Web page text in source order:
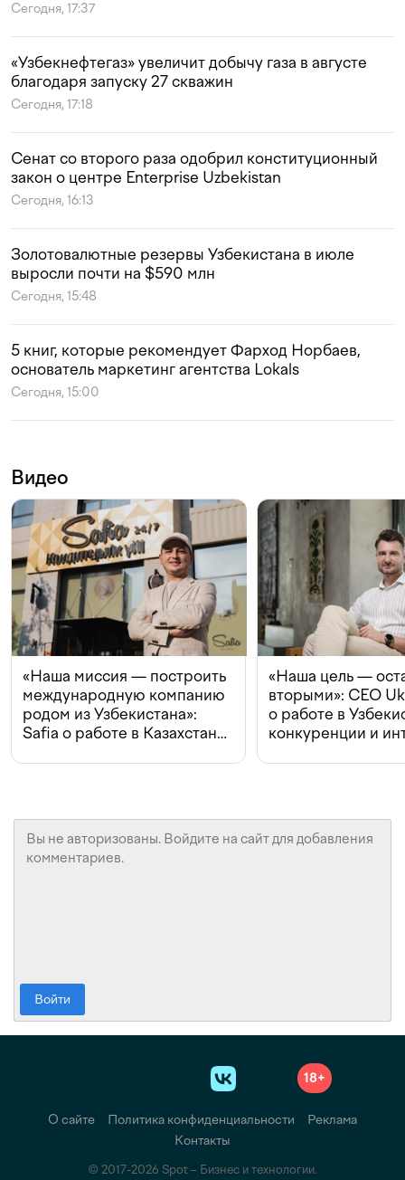
Сегодня, 17:37
«Узбекнефтегаз» увеличит добычу газа в августе
благодаря запуску 27 скважин
Сегодня, 17:18
Сенат со второго раза одобрил конституционный
закон о центре Enterprise Uzbekistan
Сегодня, 16:13
Золотовалютные резервы Узбекистана в июле
выросли почти на $590 млн
Сегодня, 15:48
5 книг, которые рекомендует Фарход Норбаев,
основатель маркетинг агентства Lokals
Сегодня, 15:00
Видео
«Наша миссия — построить
международную компанию
родом из Узбекистана»:
Safia о работе в Казахстане,
«Наша цель —
вторыми»: CEO
о работе в
конкуренции и
Войти
18+
О сайте Политика конфиденциальности
Реклама
Контакты
© 2017-2026 Spot – Бизнес и технологии.